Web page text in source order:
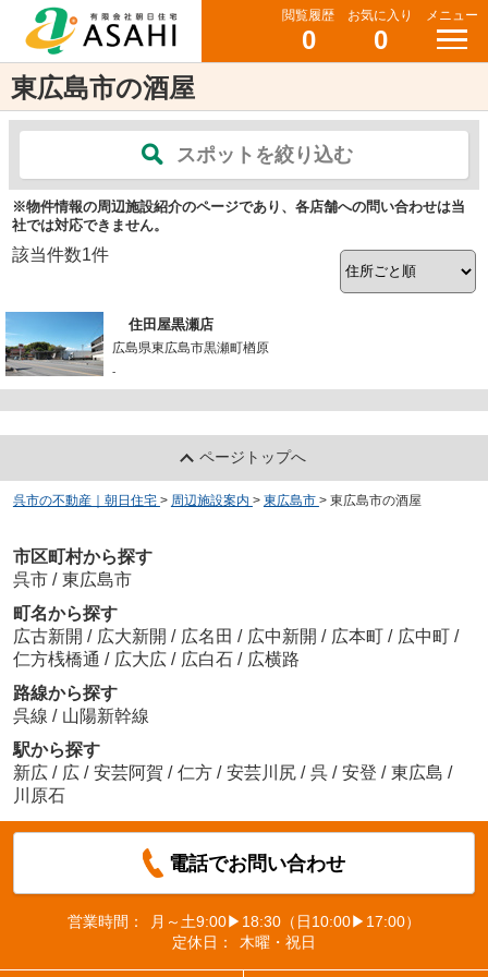
閲覧履歴
0
お気に入り
0
メニュー
東広島市の酒屋
スポットを絞り込む
※物件情報の周辺施設紹介のページであり、各店舗への問い合わせは当
社では対応できません。
該当件数1件
住田屋黒瀬店
広島県東広島市黒瀬町楢原
-
ページトップへ
呉市の不動産｜朝日住宅 > 周辺施設案内 > 東広島市 > 東広島市の酒屋
市区町村から探す
呉市 / 東広島市
町名から探す
広古新開 / 広大新開 / 広名田 / 広中新開 / 広本町 / 広中町 /
仁方桟橋通 / 広大広 / 広白石 / 広横路
路線から探す
呉線 / 山陽新幹線
駅から探す
新広 / 広 / 安芸阿賀 / 仁方 / 安芸川尻 / 呉 / 安登 / 東広島 /
川原石
電話でお問い合わせ
営業時間：
月～土9:00▶18:30（日10:00▶17:00）
定休日：
木曜・祝日